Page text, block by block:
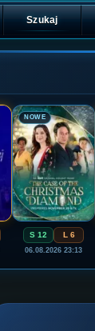
Szukaj
🎬NOWE
S 12 L 6
06.08.2026 23:13